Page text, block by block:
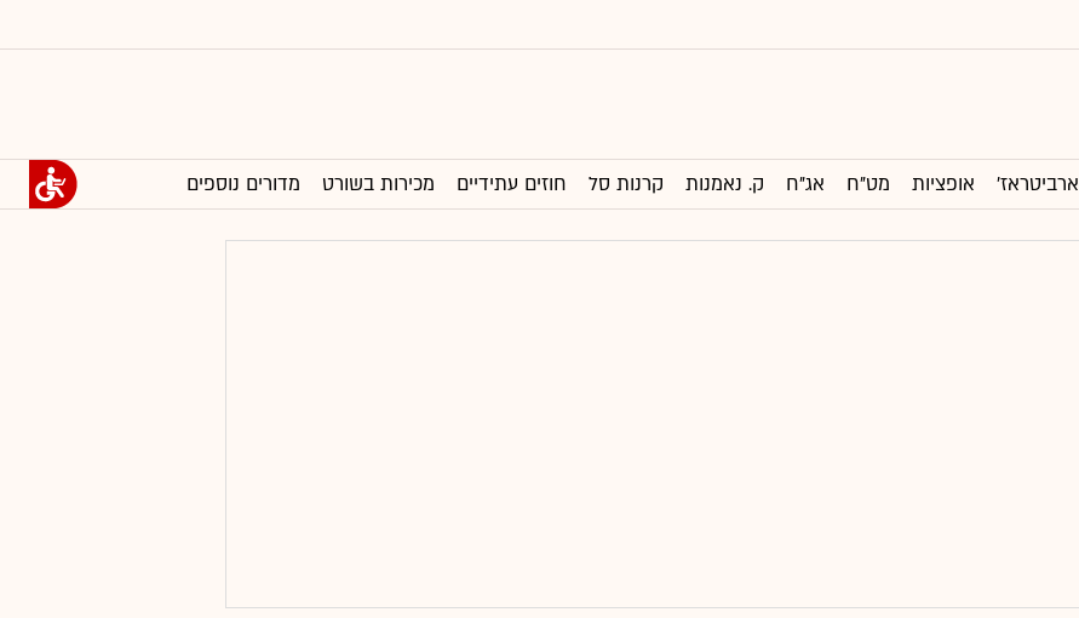
ארביטראז' אופציות מט"ח אג"ח ק. נאמנות קרנות סל חוזים עתידיים מכירות בשורט מדורים נוספים